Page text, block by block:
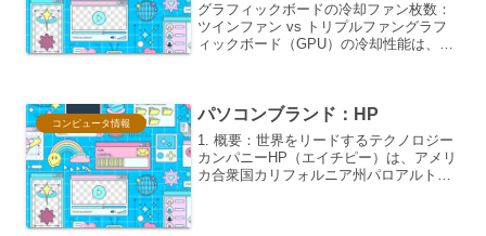
グラフィックボードの冷却ファン枚数：
ツインファン vs トリプルファングラフ
ィックボード（GPU）の冷却性能は、そ
ァンの枚数は静音...
コンピュータ情報 パソコンブランド：HP
1. 概要：世界をリードするテクノロジー
カンパニーHP（エイチピー）は、アメリ
カ合衆国カリフォルニア州パロアルトに